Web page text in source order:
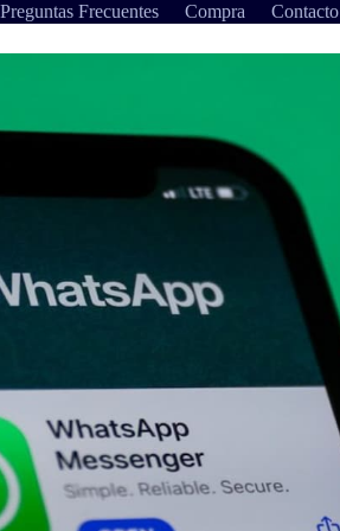
Preguntas Frecuentes Compra Contacto